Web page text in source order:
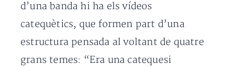
d’una banda hi ha els vídeos
catequètics, que formen part d’una
estructura pensada al voltant de quatre
grans temes: “Era una catequesi